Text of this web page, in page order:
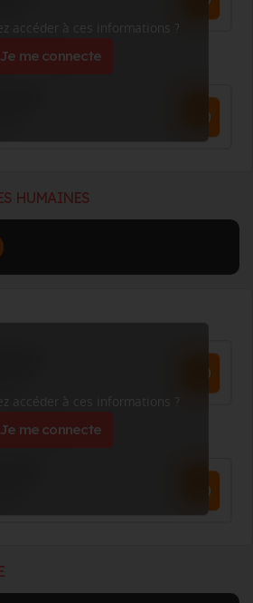
accéder à ces informations ?
Je me connecte
HUMAINES
accéder à ces informations ?
Je me connecte